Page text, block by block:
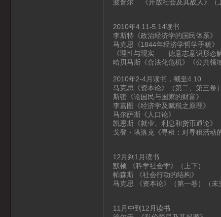
波普尔 《开放社会及其敌人》（
2010年4.11-5.14读书
李斯特《政治经济学的国民体系》
马克思《1844年经济学哲学手稿
《理性与现实——德意志意识形态
哈贝马斯《合法化危机》《公共领
2010年2-4月读书，截至4.10
马克思《资本论》（第二、第三卷
斯密《论国民与国家的财富》
李嘉图《经济学及赋税之原理》
马尔萨斯《人口论》
凯恩斯《就业、利息和货币通论》
戈登・塔洛克《寻租：对寻租活动
12月到1月读书
默顿 《科学社会学》（上下）
帕森斯 《社会行动的结构》
马克思 《资本论》（第一卷）（未
11月中到12月读书